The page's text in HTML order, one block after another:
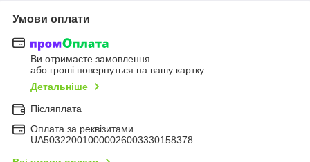
Умови оплати
Ви отримаєте замовлення
або гроші повернуться на вашу картку
Детальніше
Післяплата
Оплата за реквізитами
UA503220010000026003330158378